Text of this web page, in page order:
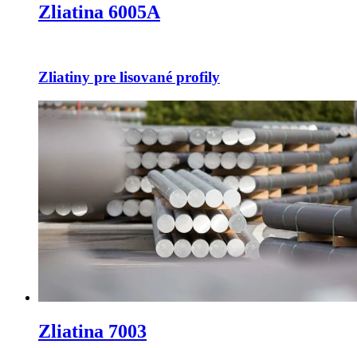
Zliatina 6005A
Zliatiny pre lisované profily
Zliatina 7003